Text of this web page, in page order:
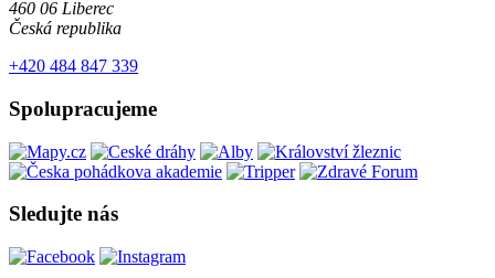
460 06 Liberec
Česká republika
+420 484 847 339
Spolupracujeme
Sledujte nás